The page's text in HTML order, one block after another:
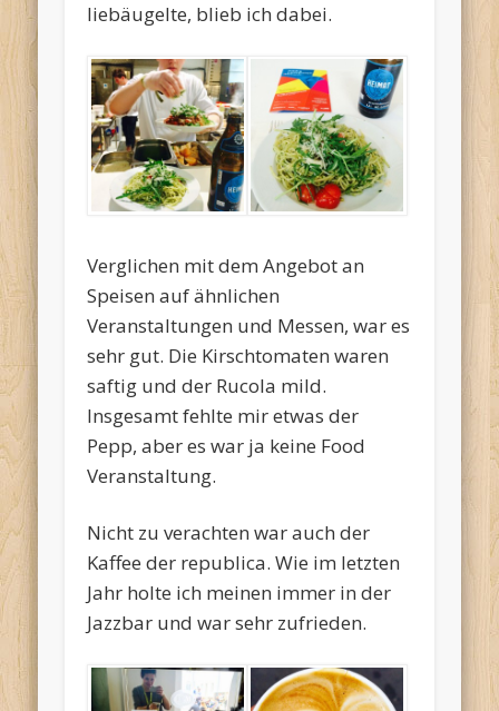
liebäugelte, blieb ich dabei.
Verglichen mit dem Angebot an
Speisen auf ähnlichen
Veranstaltungen und Messen, war es
sehr gut. Die Kirschtomaten waren
saftig und der Rucola mild.
Insgesamt fehlte mir etwas der
Pepp, aber es war ja keine Food
Veranstaltung.
Nicht zu verachten war auch der
Kaffee der republica. Wie im letzten
Jahr holte ich meinen immer in der
Jazzbar und war sehr zufrieden.